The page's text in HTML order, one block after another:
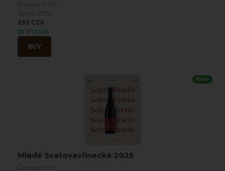
Volume: 0.75 l
Batch: 2270
293 CZK
IN STOCK
BUY
New
Mladé Svatovavřinecké 2025
Červené víno